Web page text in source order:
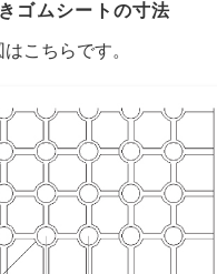
ゴムシートの寸法
こちらです。